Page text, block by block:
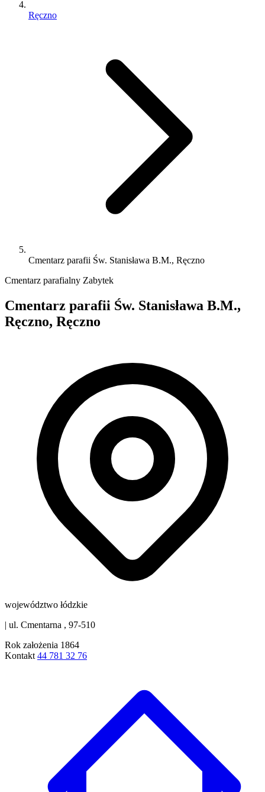
Ręczno
Cmentarz parafii Św. Stanisława B.M., Ręczno
Cmentarz parafialny Zabytek
Cmentarz parafii Św. Stanisława B.M.,
Ręczno, Ręczno
województwo łódzkie
| ul. Cmentarna , 97-510
Rok założenia 1864
Kontakt 44 781 32 76